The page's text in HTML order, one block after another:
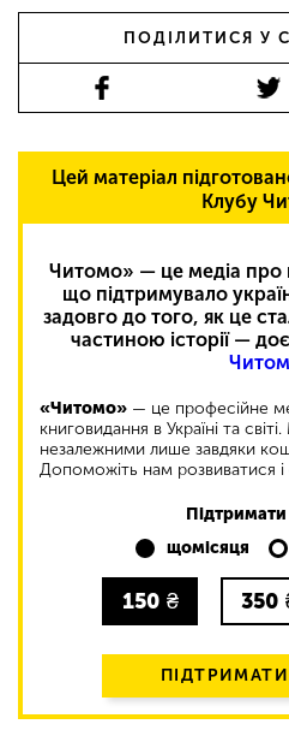
ПОДІЛИТИСЯ У
Цей матеріал
Клубу
Читомо» — це медіа про
що підтримувало
задовго до того, як це
частиною історії —
«Читомо» — це професійне
книговидання в Україні та
незалежними лише завдяки
Допоможіть нам розвиватися
щомісяця
150 ₴ 350